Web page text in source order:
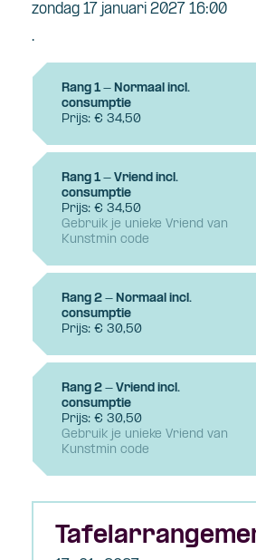
zondag 17 januari 2027 16:00
.
Rang 1 - Normaal incl.
consumptie
Prijs: € 34,50
Rang 1 - Vriend incl.
consumptie
Prijs: € 34,50
Gebruik je unieke Vriend van
Kunstmin code
Rang 2 - Normaal incl.
consumptie
Prijs: € 30,50
Rang 2 - Vriend incl.
consumptie
Prijs: € 30,50
Gebruik je unieke Vriend van
Kunstmin code